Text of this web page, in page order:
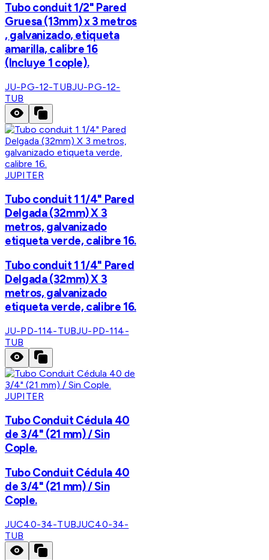
Tubo conduit 1/2" Pared
Gruesa (13mm) x 3 metros
, galvanizado, etiqueta
amarilla, calibre 16
(Incluye 1 cople).
JU-PG-12-TUBJU-PG-12-
TUB
JUPITER
Tubo conduit 1 1/4" Pared
Delgada (32mm) X 3
metros, galvanizado
etiqueta verde, calibre 16.
Tubo conduit 1 1/4" Pared
Delgada (32mm) X 3
metros, galvanizado
etiqueta verde, calibre 16.
JU-PD-114-TUBJU-PD-114-
TUB
JUPITER
Tubo Conduit Cédula 40
de 3/4" (21 mm) / Sin
Cople.
Tubo Conduit Cédula 40
de 3/4" (21 mm) / Sin
Cople.
JUC40-34-TUBJUC40-34-
TUB